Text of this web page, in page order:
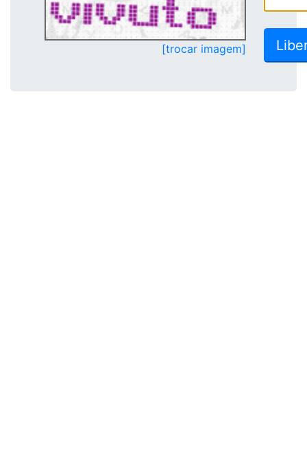
[trocar imagem]